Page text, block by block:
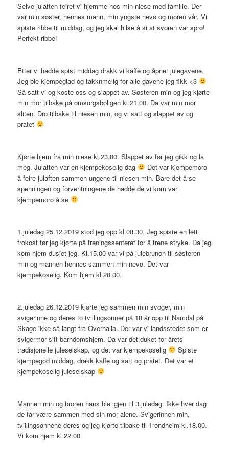
Selve julaften feiret vi hjemme hos min niese med familie. Der
var min søster, hennes mann, min yngste nevø og moren vår. Vi
spiste ribbe til middag, og jeg skal hilse å si at svoren var sprø!
Perfekt ribbe!
Etter vi hadde spist middag drakk vi kaffe og åpnet julegavene.
Jeg ble kjempeglad og takknmelig for alle gavene jeg fikk <3
Så satt vi og koste oss og slappet av. Søsteren min og jeg kjørte
min mor tilbake på omsorgsboligen kl.21.00. Da var min mor
sliten. Dro tilbake til niesen min, og vi satt og slappet av og
pratet
Kjørte hjem fra min niese kl.23.00. Slappet av før jeg gikk og la
meg. Julaften var en kjempekoselig dag
Det var kjempemoro
å feire julaften sammen ungene til niesen min. Bare det å se
spenningen og forventningene de hadde de vi kom var
kjempemoro å se
1.juledag 25.12.2019 stod jeg opp kl.08.30. Jeg spiste en lett
frokost før jeg kjørte på treningssenteret for å trene stryke. Da jeg
kom hjem dusjet jeg. Kl.15.00 var vi på julebrunch til søsteren
min og mannen hennes sammen min nevø. Det var
kjempekoselig. Kom hjem kl.20.00.
2.juledag 26.12.2019 kjørte jeg sammen min svoger, min
svigerinne og deres to tvillingsønner på 18 år opp til Namdal på
Skage ikke så langt fra Overhalla. Der var vi landsstedet som er
svigermor sitt barndomshjem. Da var det duket for årets
tradisjonelle juleselskap, og det var kjempekoselig
Spiste
kjempegod middag, drakk kaffe og satt og pratet. Det var et
kjempekoselig juleselskap
Mannen min og broren hans ble igjen til 3.juledag. Ikke hver dag
de får være sammen med sin mor alene. Svigerinnen min,
tvillingsønnene deres og jeg kjørte tilbake til Trondheim kl.18.00.
Vi kom hjem kl.22.00.